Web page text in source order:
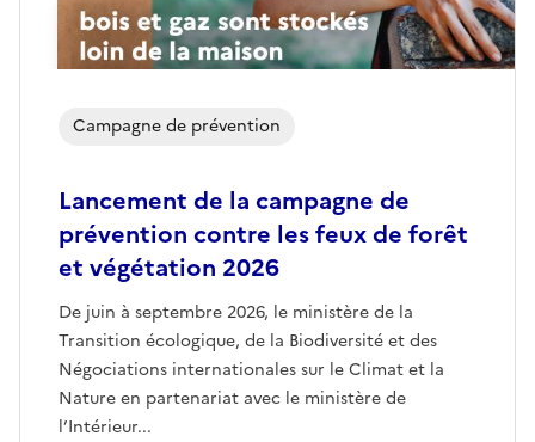
Lancement de la campagne de
prévention contre les feux de forêt
et végétation 2026
De juin à septembre 2026, le ministère de la
Transition écologique, de la Biodiversité et des
Négociations internationales sur le Climat et la
Nature en partenariat avec le ministère de
l’Intérieur...
Campagne de prévention